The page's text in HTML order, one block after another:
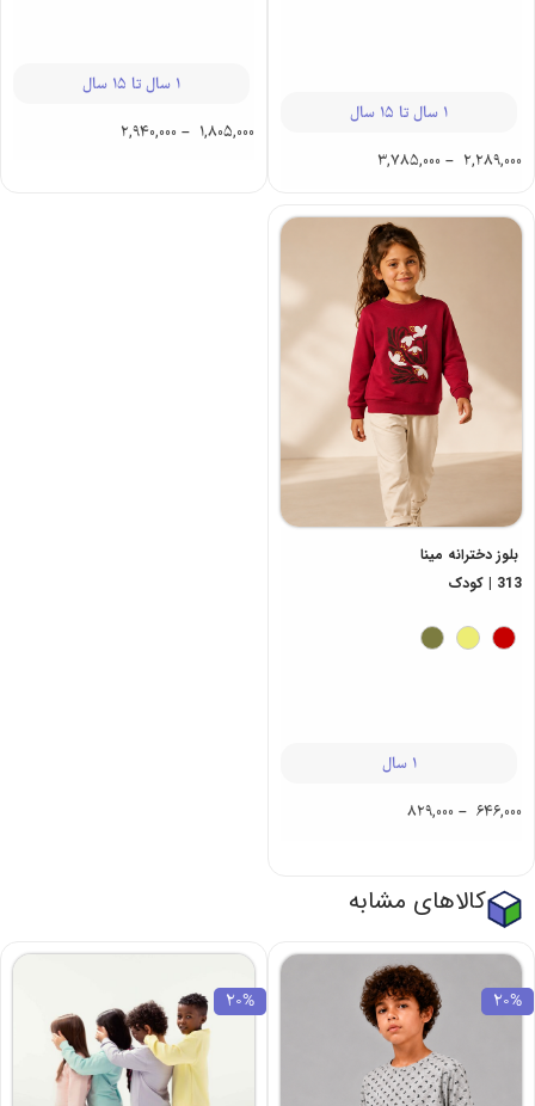
1 سال تا 15 سال
2,289,000
–
3,785,000
1 سال تا 15 سال
1,805,000
–
2,940,000
بلوز دخترانه مینا
313 | کودک
1 سال
646,000
–
829,000
کالاهای مشابه
20%
20%